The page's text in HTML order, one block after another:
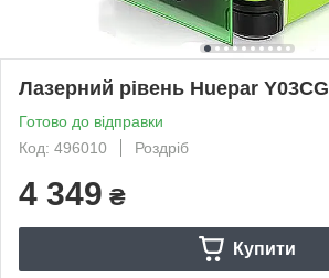
Лазерний рівень Huepar Y03CG
Готово до відправки
Код: 496010
Роздріб
4 349 ₴
Купити